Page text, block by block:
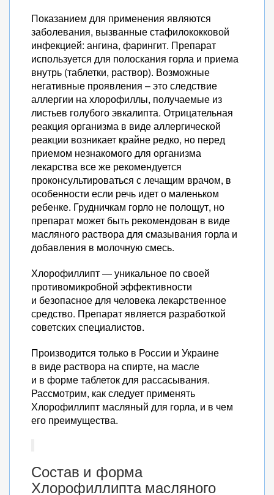
Показанием для применения являются
заболевания, вызванные стафилококковой
инфекцией: ангина, фарингит. Препарат
используется для полоскания горла и приема
внутрь (таблетки, раствор). Возможные
негативные проявления – это следствие
аллергии на хлорофиллы, получаемые из
листьев голубого эвкалипта. Отрицательная
реакция организма в виде аллергической
реакции возникает крайне редко, но перед
приемом незнакомого для организма
лекарства все же рекомендуется
проконсультироваться с лечащим врачом, в
особенности если речь идет о маленьком
ребенке. Грудничкам горло не полощут, но
препарат может быть рекомендован в виде
масляного раствора для смазывания горла и
добавления в молочную смесь.
Хлорофиллипт — уникальное по своей
противомикробной эффективности
и безопасное для человека лекарственное
средство. Препарат является разработкой
советских специалистов.
Производится только в России и Украине
в виде раствора на спирте, на масле
и в форме таблеток для рассасывания.
Рассмотрим, как следует применять
Хлорофиллипт масляный для горла, и в чем
его преимущества.
Состав и форма
Хлорофиллипта масляного